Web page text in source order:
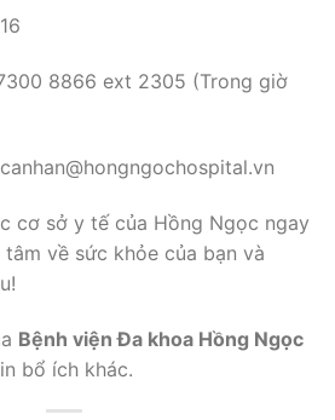
8866 ext 2305 (Trong giờ
cơ sở y tế của Hồng Ngọc ngay
về sức khỏe của bạn và
Bệnh viện Ða khoa Hồng Ngọc
bổ ích khác.